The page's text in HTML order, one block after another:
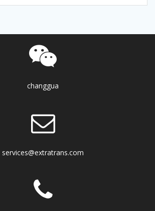
changgua
services@extratrans.com